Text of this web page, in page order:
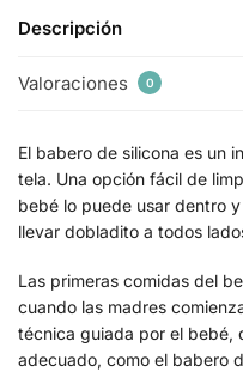
Descripción
Valoraciones 0
El babero de silicona es un
tela. Una opción fácil de
bebé lo puede usar dentro
llevar dobladito a todos
Las primeras comidas del
cuando las madres
técnica guiada por el bebé,
adecuado, como el babero